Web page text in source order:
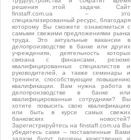
решения этой задачи. Сайт
finstaff.com.ua – это
специализированный ресурс, благодаря
которому Вы сможете ознакомиться с
самыми свежими предложениями рынка
труда. Это актуальные вакансии в
делопроизводстве в банке или других
учреждениях, деятельность которых
связана с финансами, резюме
квалифицированных специалистов и
руководителей, а также семинары и
тренинги, способствующие повышению
квалификации. Вам нужна работа в
делопроизводстве в банке или
квалифицированные сотрудники? Вы
хотите повысить свою квалификацию
или быть в курсе самых свежих
банковских новостей?
Зарегистрируйтесь на finstaff.com.ua Вы
убедитесь сами – поставленные Вами
задачи будут решены качественно и